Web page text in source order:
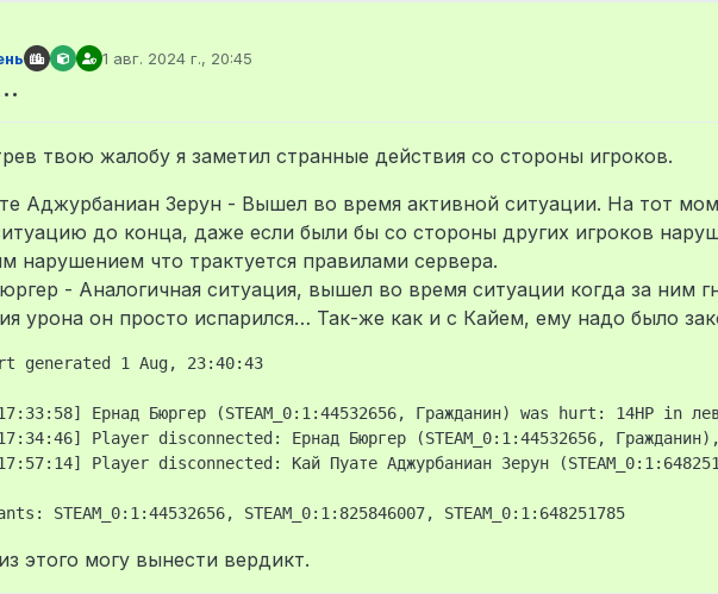
1 авг. 2024 г., 20:45
отредактировано
твою жалобу я заметил странные действия со стороны игроков.
Аджурбаниан Зерун - Вышел во время активной ситуации. На тот
до конца, даже если были бы со стороны других игроков
нарушением что трактуется правилами сервера.
- Аналогичная ситуация, вышел во время ситуации когда за ним
урона он просто испарился… Так-же как и с Кайем, ему надо было
generated 1 Aug, 23:40:43
Ернад Бюргер (STEAM_0:1:44532656, Гражданин) was hurt: 14HP in
Player disconnected: Ернад Бюргер (STEAM_0:1:44532656,
Player disconnected: Кай Пуате Аджурбаниан Зерун
этого могу вынести вердикт.